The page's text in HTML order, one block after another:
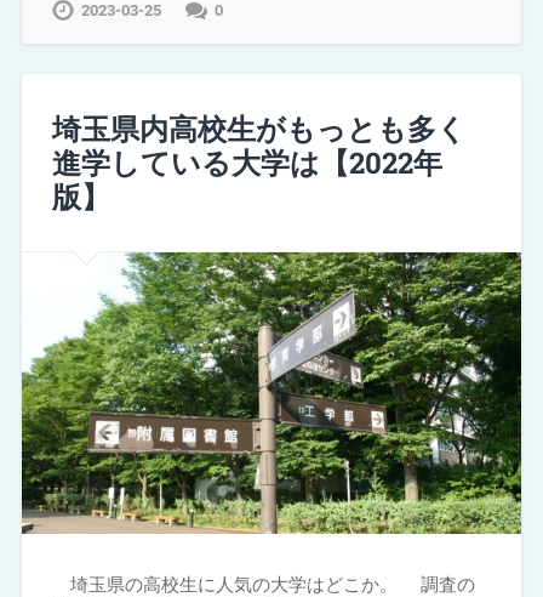
2023-03-25 0
埼玉県内高校生がもっとも多く
進学している大学は【2022年
版】
埼玉県の高校生に人気の大学はどこか。 調査の